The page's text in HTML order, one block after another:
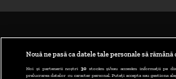
Nouă ne pasă ca datele tale personale să
Noi și partenerii noștri 30stocăm și/sau accesăm informații pe
prelucrarea datelor cu caracter personal. Puteți accepta sau gestiona